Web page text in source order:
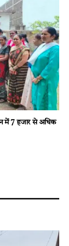
में 7 हजार से अधिक